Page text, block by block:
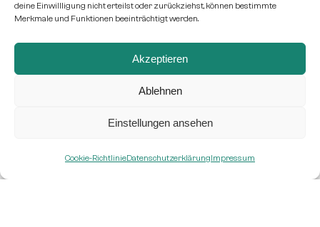
deine Einwillligung nicht erteilst oder zurückziehst, können bestimmte
Merkmale und Funktionen beeinträchtigt werden.
Akzeptieren
Ablehnen
Einstellungen ansehen
Cookie-RichtlinieDatenschutzerklärungImpressum